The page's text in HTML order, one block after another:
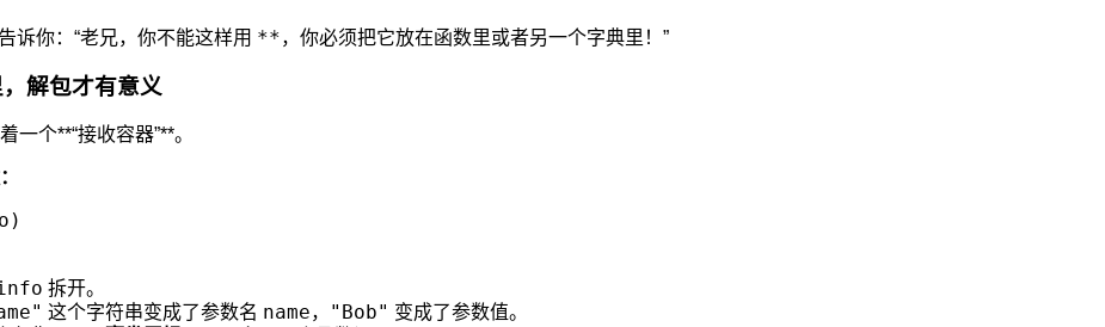
诉你：“老兄，你不能这样用 **，你必须把它放在函数里或者另一个字典里！”
解包才有意义
一个**“接收容器”**。
)
拆开。
这个字符串变成了参数名 name， "Bob" 变成了参数值。